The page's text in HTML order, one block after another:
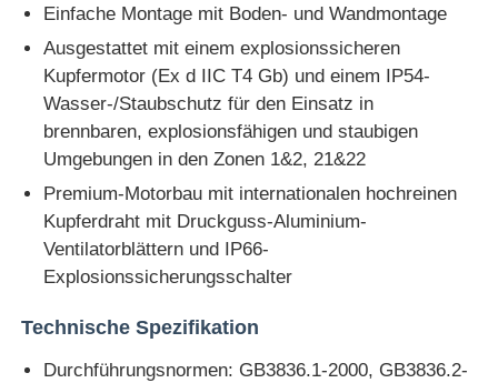
Einfache Montage mit Boden- und Wandmontage
Ausgestattet mit einem explosionssicheren
Kupfermotor (Ex d IIC T4 Gb) und einem IP54-
Wasser-/Staubschutz für den Einsatz in
brennbaren, explosionsfähigen und staubigen
Umgebungen in den Zonen 1&2, 21&22
Premium-Motorbau mit internationalen hochreinen
Kupferdraht mit Druckguss-Aluminium-
Ventilatorblättern und IP66-
Explosionssicherungsschalter
Technische Spezifikation
Durchführungsnormen: GB3836.1-2000, GB3836.2-